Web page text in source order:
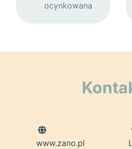
ocynkowana
www.zano.pl